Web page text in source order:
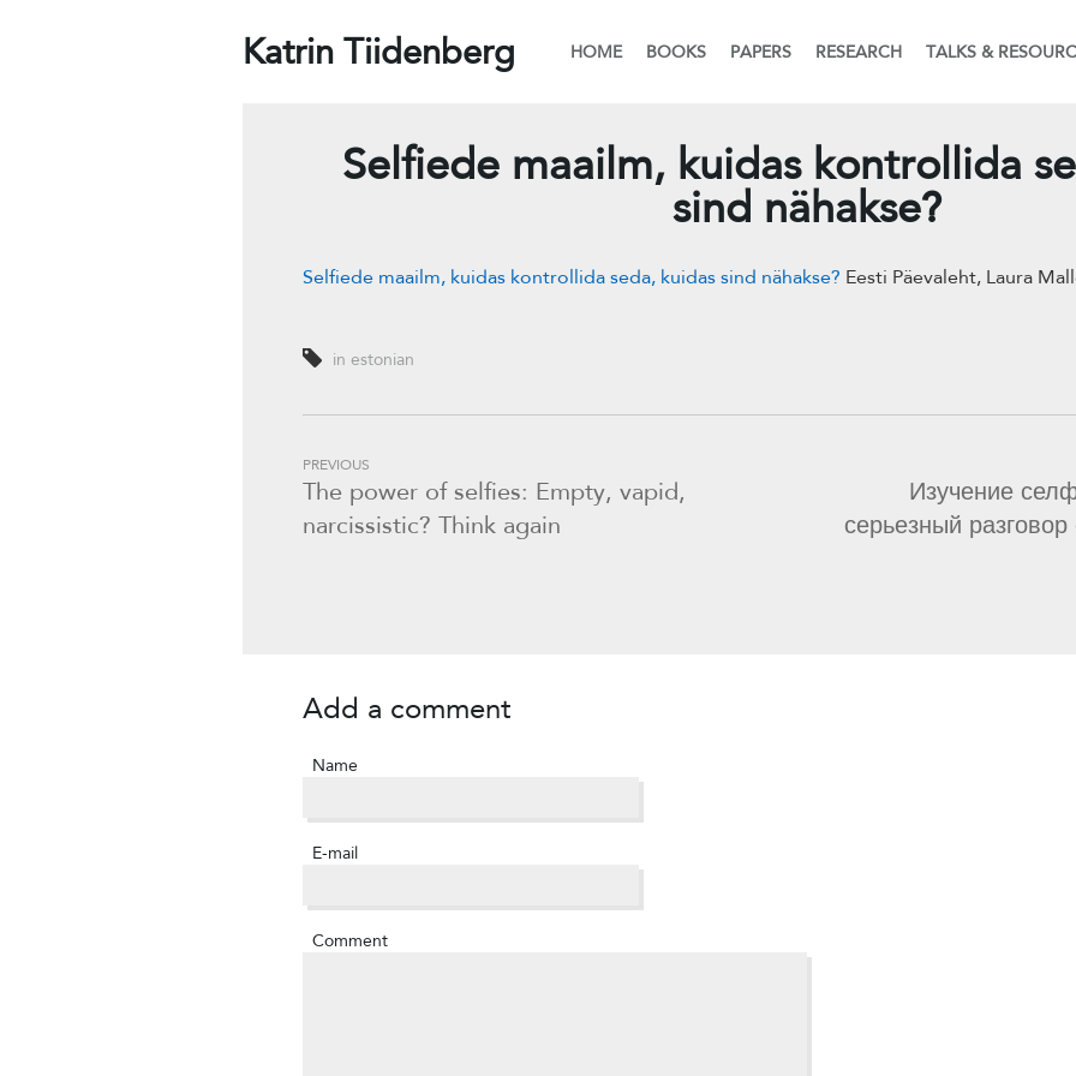
Katrin Tiidenberg HOME BOOKS PAPERS RESEARCH TALKS &
Selfiede maailm, kuidas kontrollida
sind nähakse?
Selfiede maailm, kuidas kontrollida seda, kuidas sind nähakse? Eesti Päevaleht, Laura
in estonian
PREVIOUS
The power of selfies: Empty, vapid,
narcissistic? Think again
Изучение
серьезный
Add a comment
Name
E-mail
Comment